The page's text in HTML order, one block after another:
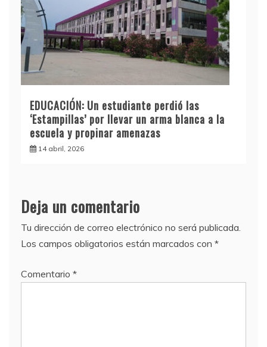
EDUCACIÓN: Un estudiante perdió las
‘Estampillas’ por llevar un arma blanca a la
escuela y propinar amenazas
14 abril, 2026
Deja un comentario
Tu dirección de correo electrónico no será publicada.
Los campos obligatorios están marcados con *
Comentario *